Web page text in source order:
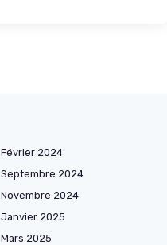
Février 2024
Septembre 2024
Novembre 2024
Janvier 2025
Mars 2025